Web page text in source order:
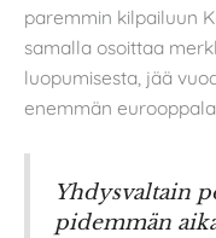
paremmin kilpailuun
samalla osoittaa
luopumisesta, jää
enemmän
Yhdysvaltain
pidemmän